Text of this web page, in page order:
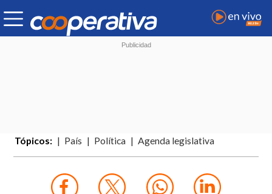
Tópicos: País Política Agenda legislativa